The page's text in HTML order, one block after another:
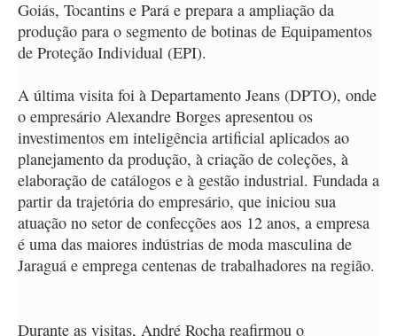
Goiás, Tocantins e Pará e prepara a ampliação da
produção para o segmento de botinas de Equipamentos
de Proteção Individual (EPI).
A última visita foi à Departamento Jeans (DPTO), onde
o empresário Alexandre Borges apresentou os
investimentos em inteligência artificial aplicados ao
planejamento da produção, à criação de coleções, à
elaboração de catálogos e à gestão industrial. Fundada a
partir da trajetória do empresário, que iniciou sua
atuação no setor de confecções aos 12 anos, a empresa
é uma das maiores indústrias de moda masculina de
Jaraguá e emprega centenas de trabalhadores na região.
Durante as visitas, André Rocha reafirmou o